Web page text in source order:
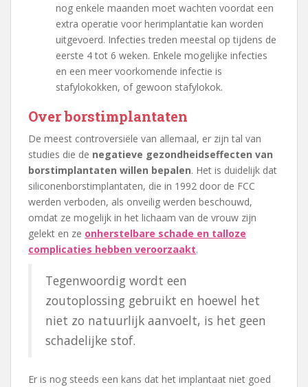
nog enkele maanden moet wachten voordat een
extra operatie voor herimplantatie kan worden
uitgevoerd. Infecties treden meestal op tijdens de
eerste 4 tot 6 weken. Enkele mogelijke infecties
en een meer voorkomende infectie is
stafylokokken, of gewoon stafylokok.
Over borstimplantaten
De meest controversiële van allemaal, er zijn tal van
studies die de negatieve gezondheidseffecten van
borstimplantaten willen bepalen. Het is duidelijk dat
siliconenborstimplantaten, die in 1992 door de FCC
werden verboden, als onveilig werden beschouwd,
omdat ze mogelijk in het lichaam van de vrouw zijn
gelekt en ze onherstelbare schade en talloze
complicaties hebben veroorzaakt.
Tegenwoordig wordt een
zoutoplossing gebruikt en hoewel het
niet zo natuurlijk aanvoelt, is het geen
schadelijke stof.
Er is nog steeds een kans dat het implantaat niet goed